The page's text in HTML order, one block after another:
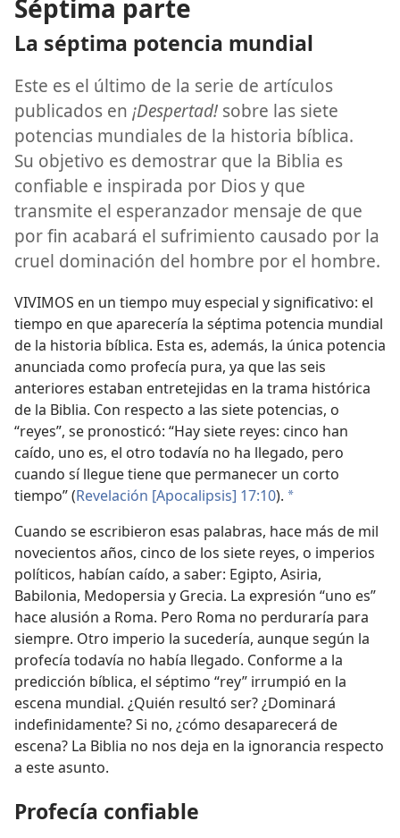
Séptima parte
La séptima potencia mundial
Este es el último de la serie de artículos
publicados en ¡Despertad! sobre las siete
potencias mundiales de la historia bíblica.
Su objetivo es demostrar que la Biblia es
confiable e inspirada por Dios y que
transmite el esperanzador mensaje de que
por fin acabará el sufrimiento causado por la
cruel dominación del hombre por el hombre.
VIVIMOS en un tiempo muy especial y significativo: el
tiempo en que aparecería la séptima potencia mundial
de la historia bíblica. Esta es, además, la única potencia
anunciada como profecía pura, ya que las seis
anteriores estaban entretejidas en la trama histórica
de la Biblia. Con respecto a las siete potencias, o
“reyes”, se pronosticó: “Hay siete reyes: cinco han
caído, uno es, el otro todavía no ha llegado, pero
cuando sí llegue tiene que permanecer un corto
tiempo” (Revelación [Apocalipsis] 17:10). *
Cuando se escribieron esas palabras, hace más de mil
novecientos años, cinco de los siete reyes, o imperios
políticos, habían caído, a saber: Egipto, Asiria,
Babilonia, Medopersia y Grecia. La expresión “uno es”
hace alusión a Roma. Pero Roma no perduraría para
siempre. Otro imperio la sucedería, aunque según la
profecía todavía no había llegado. Conforme a la
predicción bíblica, el séptimo “rey” irrumpió en la
escena mundial. ¿Quién resultó ser? ¿Dominará
indefinidamente? Si no, ¿cómo desaparecerá de
escena? La Biblia no nos deja en la ignorancia respecto
a este asunto.
Profecía confiable